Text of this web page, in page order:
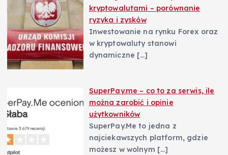
s
u
kryptowalutami – porównanie
ryzyka i zysków
Inwestowanie na rynku Forex oraz
w kryptowaluty stanowi
dynamiczne […]
SuperPay.me – co to za serwis, ile
można zarobić i opinie
użytkowników
SuperPay.Me to jedna z
najciekawszych platform, gdzie
możesz w wolnym […]